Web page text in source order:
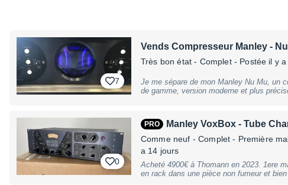
7
Vends Compresseur Manley -
Très bon état - Complet- Postée il y a
Je me sépare de mon Manley Nu Mu, un
de gamme, version moderne et plus
la chaleur harmonique typique de Manley. C’est l’outil ultime pour le
Mastering ou le Bus de mixage, apportant
remarquables à n'importe quel morceau. Points forts de cet exemplaire :
Condition : Utilisé uniquement en studio
premier jour. Entretien : Lampes en parfait état de fonctionnement, aucun
souffle ou bruit parasite. Fonctionnalités : Comprend le fameux switch "HIP"
pour préserver les détails à bas niveau tout
n'ai plus le carton d'origine mais garantie
0
PRO Manley VoxBox - Tube
Comme neuf - Complet - Première
a 14 jours
Acheté 4900€ à Thomann en 2023. 1ere
en rack dans une pièce non fumeur et